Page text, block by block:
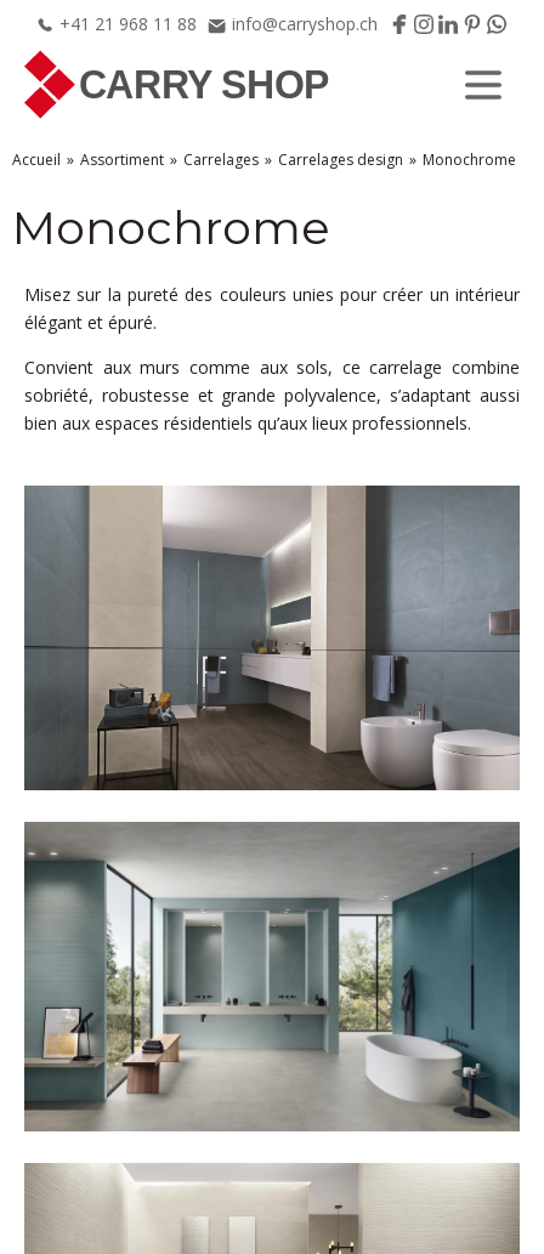
+41 21 968 11 88 info@carryshop.ch
Accueil Assortiment Carrelages Carrelages design Monochrome
Monochrome
Misez sur la pureté des couleurs unies pour créer un intérieur
élégant et épuré.
Convient aux murs comme aux sols, ce carrelage combine
sobriété, robustesse et grande polyvalence, s’adaptant aussi
bien aux espaces résidentiels qu’aux lieux professionnels.